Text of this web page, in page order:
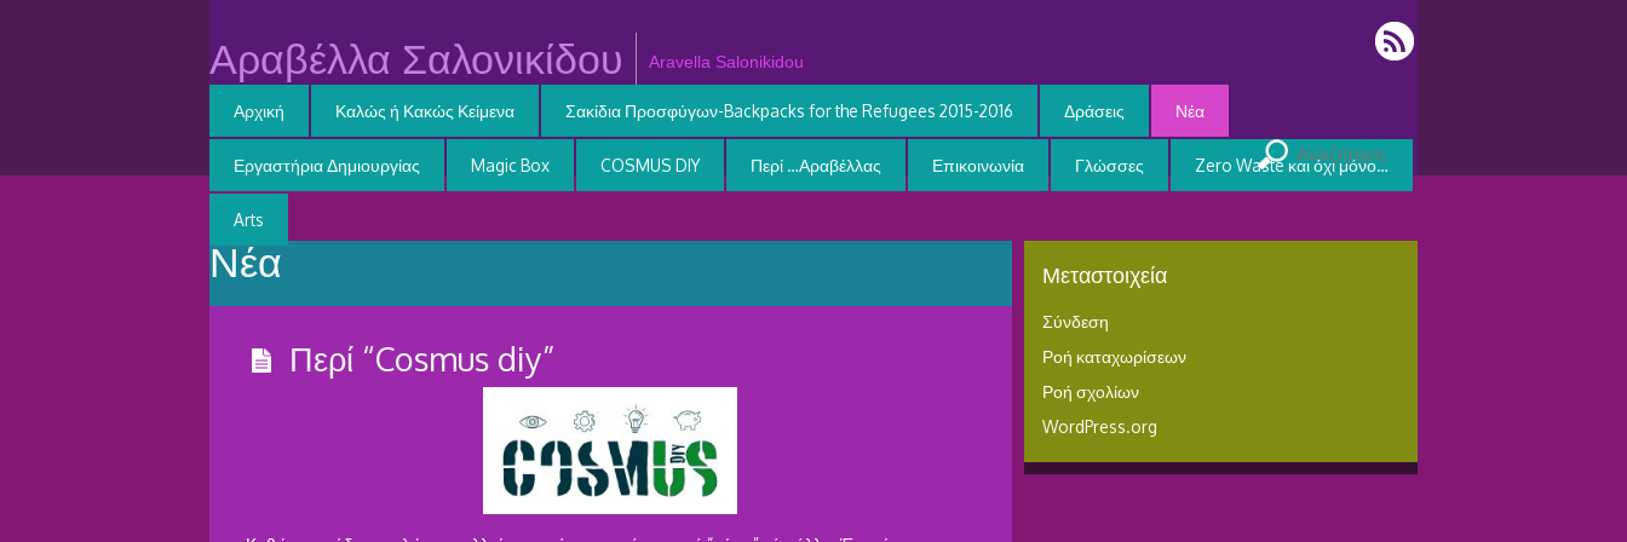
Αραβέλλα Σαλονικίδου Aravella Salonikidou
Αρχική Καλώς ή Κακώς Κείμενα Σακίδια Προσφύγων-Backpacks for the Refugees 2015-2016 Δράσεις Νέα
Εργαστήρια Δημιουργίας Magic Box COSMUS DIY Περί …Αραβέλλας Επικοινωνία Γλώσσες Zero Waste και όχι μόνο…
Arts
Νέα
Περί “Cosmus diy”
Μεταστοιχεία
Σύνδεση
Ροή καταχωρίσεων
Ροή σχολίων
WordPress.org